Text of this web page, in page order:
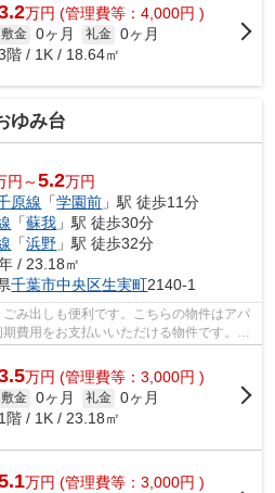
万円 (管理費等：4,000円 )
敷金 0ヶ月 礼金 0ヶ月
階 / 1K / 18.64㎡
ゆみ台
円～5.2万円
原線 「学園前 」駅 徒歩11分
「蘇我 」駅 徒歩30分
「浜野 」駅 徒歩32分
/ 23.18㎡
千葉市中央区生実町2140-1
み出しも便利です。こちらの物件はアパ
費用をお支払いいただける物件です。当
み...
万円 (管理費等：3,000円 )
敷金 0ヶ月 礼金 0ヶ月
1階 / 1K / 23.18㎡
万円 (管理費等：3,000円 )